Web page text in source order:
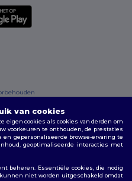
| Lierre | Turnhout |Geel |
van cookies
eigen cookies als cookies van derden om
voorkeuren te onthouden, de prestaties
gepersonaliseerde browse-ervaring te
geoptimaliseerde interacties met
beheren. Essentiële cookies, die nodig
niet worden uitgeschakeld omdat